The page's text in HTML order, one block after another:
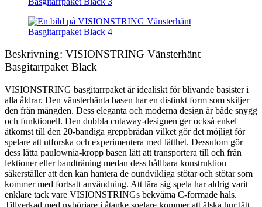
Beskrivning: VISIONSTRING Vänsterhänt
Basgitarrpaket Black
VISIONSTRING basgitarrpaket är idealiskt för blivande basister i
alla åldrar. Den vänsterhänta basen har en distinkt form som skiljer
den från mängden. Dess eleganta och moderna design är både snygg
och funktionell. Den dubbla cutaway-designen ger också enkel
åtkomst till den 20-bandiga greppbrädan vilket gör det möjligt för
spelare att utforska och experimentera med lätthet. Dessutom gör
dess lätta paulownia-kropp basen lätt att transportera till och från
lektioner eller bandträning medan dess hållbara konstruktion
säkerställer att den kan hantera de oundvikliga stötar och stötar som
kommer med fortsatt användning. Att lära sig spela har aldrig varit
enklare tack vare VISIONSTRINGs bekväma C-formade hals.